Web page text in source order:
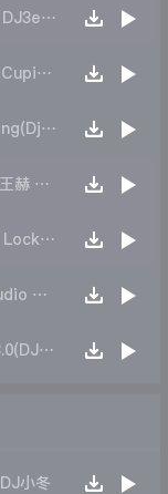
Gisele Sandro Henrique - Libera ( DJ3esr王赫 斯卡拉热播)
Sanny Ice Mc Alegria (All Studio DjCupid.小秋 Original Mix)
【沈风外文】Sound On Line Creeping(DjCupid Vip Mix)
神曲Chris Parker - GOA -（DJ3esr王赫 2k17Extended Mix）
【沈风外文】Ven Vidi Vice 2023(DJ Locke Remix)
Brothers_Dieci Cento Mille(All Studio DjCupid ReMix)
【沈风单曲】Bania u cygana tekst3.0(DJ王贺 Mix）
小冬